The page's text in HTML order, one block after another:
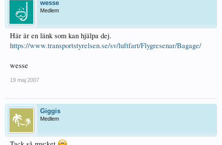
wesse
Medlem
Här är en länk som kan hjälpa dej.
https://www.transportstyrelsen.se/sv/luftfart/Flygresenar/Bagage/
wesse
19 maj 2007
Giggis
Medlem